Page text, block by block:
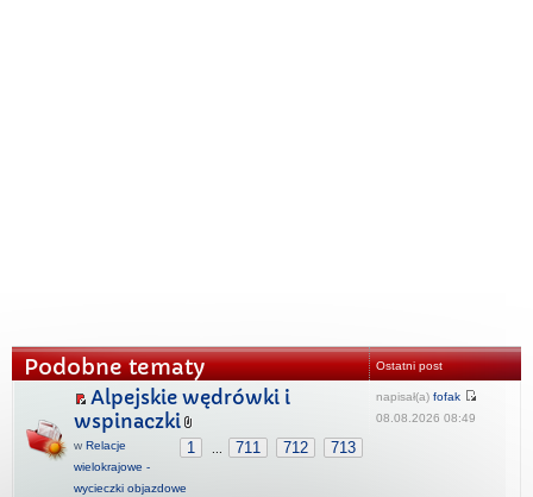
Podobne tematy Ostatni post
Alpejskie wędrówki i
wspinaczki
1 ... 711 712 713
w Relacje
wielokrajowe -
wycieczki objazdowe
napisał(a) fofak
08.08.2026 08:49